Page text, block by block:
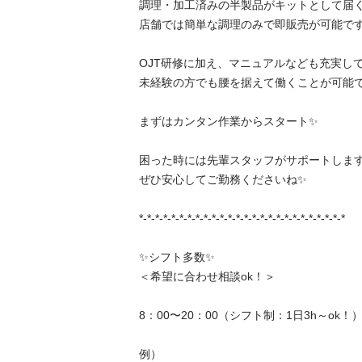
調理・加工済みの半製品がキットとして届
店舗では簡単な調理のみで即販売が可能で
OJT研修に加え、マニュアルなども充実して
未経験の方でも腰を据えて働くことが可能
まずはカンタン作業からスタート✨
困った時には先輩スタッフがサポートしま
ぜひ安心してご勤務くださいね✨
*-*-*-*-*-*-*-*-*-*-*-*-*-*-*-*-*-*-*-*-*-*-*-*-*-*
✨シフト多数✨
＜希望に合わせ相談ok！＞
8：00〜20：00（シフト制：1日3h～ok！）
例）